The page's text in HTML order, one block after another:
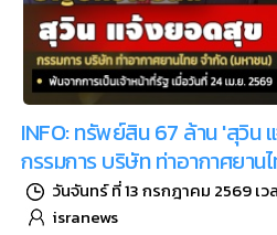
INFO: ทรัพย์สิน 67 ล้าน 'สุวิน
กรรมการ บริษัท ท่าอากาศยาน
วันจันทร์ ที่ 13 กรกฎาคม 2569 เว
isranews